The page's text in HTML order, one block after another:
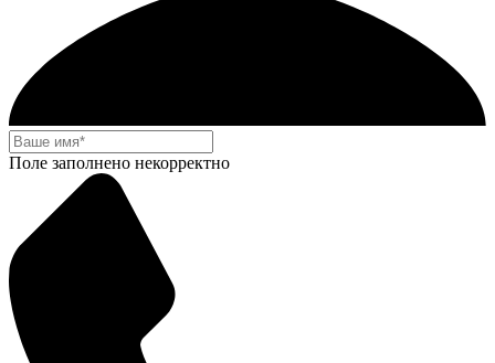
Поле заполнено некорректно